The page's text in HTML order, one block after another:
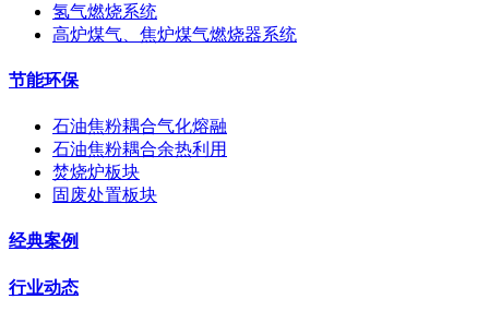
氢气燃烧系统
高炉煤气、焦炉煤气燃烧器系统
节能环保
石油焦粉耦合气化熔融
石油焦粉耦合余热利用
焚烧炉板块
固废处置板块
经典案例
行业动态